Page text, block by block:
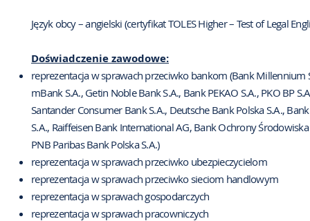
Język obcy – angielski (certyfikat TOLES Higher – Test of Legal
Doświadczenie zawodowe:
reprezentacja w sprawach przeciwko bankom (Bank Millennium
mBank S.A., Getin Noble Bank S.A., Bank PEKAO S.A., PKO BP
Santander Consumer Bank S.A., Deutsche Bank Polska S.A.,
S.A., Raiffeisen Bank International AG, Bank OchronyŚrodowiska
PNB Paribas Bank Polska S.A.)
reprezentacja w sprawach przeciwko ubezpieczycielom
reprezentacja w sprawach przeciwko sieciom handlowym
reprezentacja w sprawach gospodarczych
reprezentacja w sprawach pracowniczych